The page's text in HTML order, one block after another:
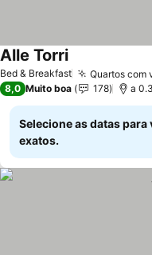
Bed & Breakfast Quartos com
Alle Torri
8,0 Muito boa 178 a
Selecione as datas para
exatos.